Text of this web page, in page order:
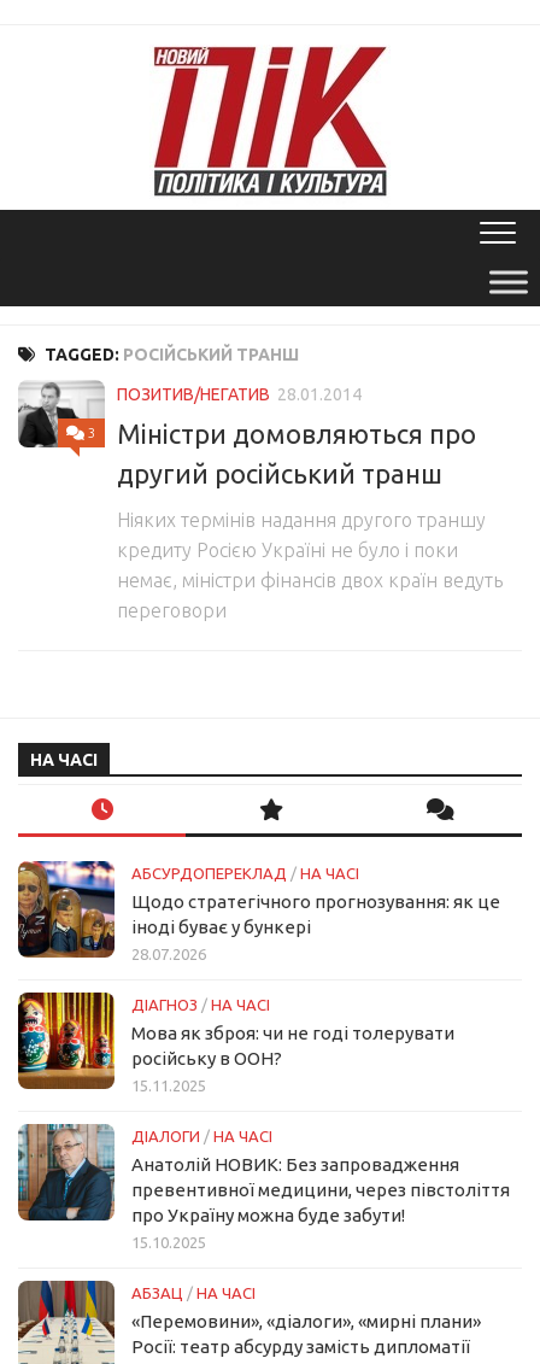
TAGGED: РОСІЙСЬКИЙ ТРАНШ
3
ПОЗИТИВ/НЕГАТИВ 28.01.2014
Міністри домовляються про
другий російський транш
Ніяких термінів надання другого траншу
кредиту Росією Україні не було і поки
немає, міністри фінансів двох країн ведуть
переговори
НА ЧАСІ
АБСУРДОПЕРЕКЛАД / НА ЧАСІ
Щодо стратегічного прогнозування: як це
іноді буває у бункері
28.07.2026
ДІАГНОЗ / НА ЧАСІ
Мова як зброя: чи не годі толерувати
російську в ООН?
15.11.2025
ДІАЛОГИ / НА ЧАСІ
Анатолій НОВИК: Без запровадження
превентивної медицини, через півстоліття
про Україну можна буде забути!
15.10.2025
АБЗАЦ / НА ЧАСІ
«Перемовини», «діалоги», «мирні плани»
Росії: театр абсурду замість дипломатії